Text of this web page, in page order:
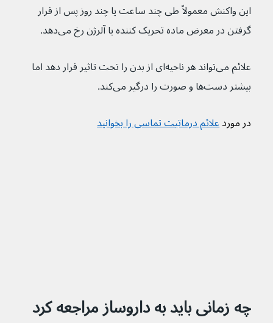
این واکنش معمولاً طی چند ساعت یا چند روز پس از قرار
گرفتن در معرض ماده تحریک کننده یا آلرژن رخ می‌دهد.
علائم می‌تواند هر ناحیه‌ای از بدن را تحت تاثیر قرار دهد اما
بیشتر دست‌ها و صورت را درگیر می‌کند.
در مورد علائم درماتیت تماسی را بخوانید
چه زمانی باید به داروساز مراجعه کرد